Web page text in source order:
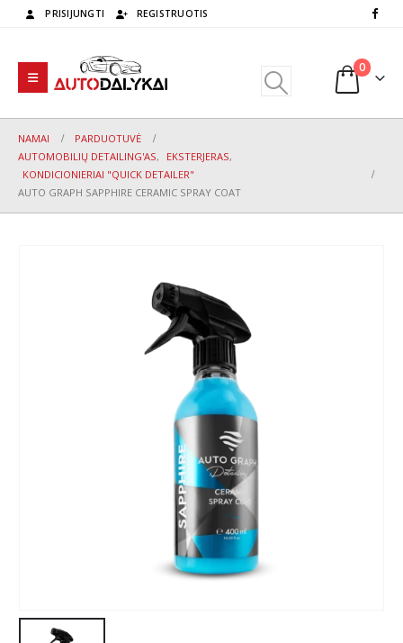
PRISIJUNGTI REGISTRUOTIS
0
NAMAI
PARDUOTUVĖ
AUTOMOBILIŲ DETAILING'AS, EKSTERJERAS,
KONDICIONIERIAI "QUICK DETAILER"
AUTO GRAPH SAPPHIRE CERAMIC SPRAY COAT